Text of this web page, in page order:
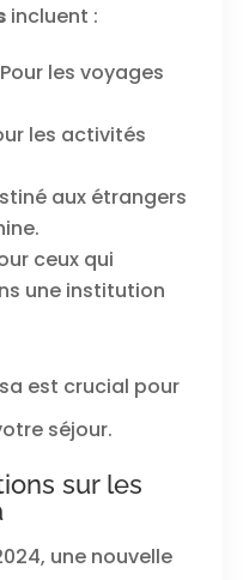
incluent :
Pour les voyages
les activités
aux étrangers
ceux qui
une institution
est crucial pour
séjour.
sur les
une nouvelle